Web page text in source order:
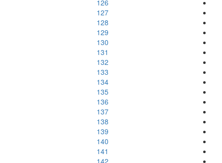
126
127
128
129
130
131
132
133
134
135
136
137
138
139
140
141